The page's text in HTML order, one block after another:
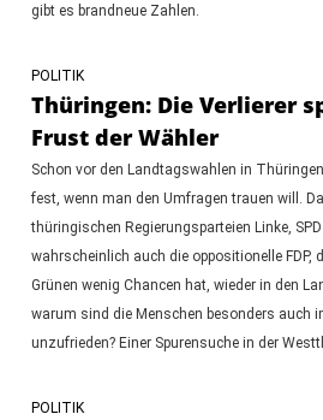
gibt es brandneue Zahlen.
POLITIK
Thüringen: Die Verlierer
Frust der Wähler
Schon vor den Landtagswahlen in
fest, wenn man den Umfragen trauen will.
thüringischen Regierungsparteien Linke,
wahrscheinlich auch die oppositionelle FDP,
Grünen wenig Chancen hat, wieder in den
warum sind die Menschen besonders auch
unzufrieden? Einer Spurensuche in der
POLITIK